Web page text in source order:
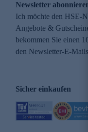
Newsletter
Ich möchte den HSE-
Angebote &
bekommen Sie einen
den Newsletter-E-
Sicher einkaufen